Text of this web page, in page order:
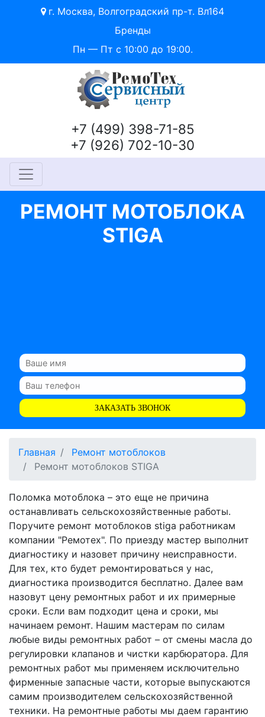
г. Москва, Волгоградский пр-т. Вл164
Бренды
Пн — Пт с 10:00 до 19:00.
+7 (499) 398-71-85
+7 (926) 702-10-30
РЕМОНТ МОТОБЛОКА
STIGA
ЗАКАЗАТЬ ЗВОНОК
Главная
Ремонт мотоблоков
Ремонт мотоблоков STIGA
Поломка мотоблока – это еще не причина
останавливать сельскохозяйственные работы.
Поручите ремонт мотоблоков stiga работникам
компании "Ремотех". По приезду мастер выполнит
диагностику и назовет причину неисправности.
Для тех, кто будет ремонтироваться у нас,
диагностика производится бесплатно. Далее вам
назовут цену ремонтных работ и их примерные
сроки. Если вам подходит цена и сроки, мы
начинаем ремонт. Нашим мастерам по силам
любые виды ремонтных работ – от смены масла до
регулировки клапанов и чистки карбюратора. Для
ремонтных работ мы применяем исключительно
фирменные запасные части, которые выпускаются
самим производителем сельскохозяйственной
техники. На ремонтные работы мы даем гарантию